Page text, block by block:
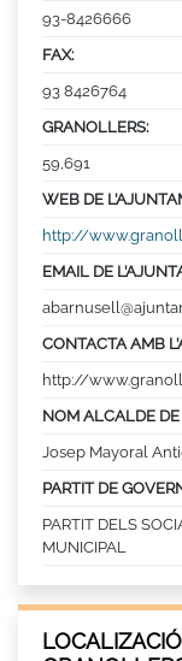
93-8426666
FAX:
93 8426764
GRANOLLERS:
59,691
WEB DE
http://
EMAIL DE
CONTACTA AMB
http://
NOM ALCALDE
Josep Mayoral
PARTIT DE
PARTIT DELS
MUNICIPAL